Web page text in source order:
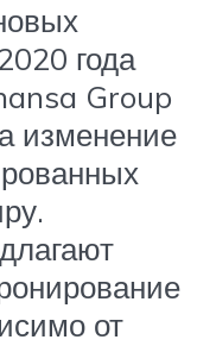
года
Group
изменение
от